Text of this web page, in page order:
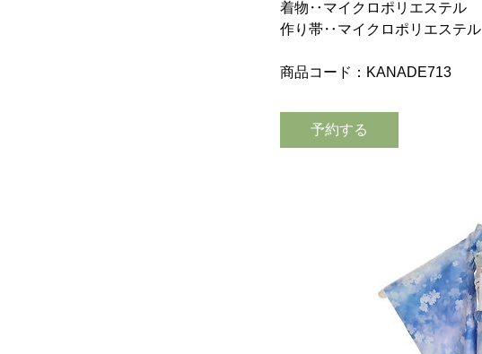
着物‥マイクロポリエステル
作り帯‥マイクロポリエステル
商品コード：KANADE713
予約する